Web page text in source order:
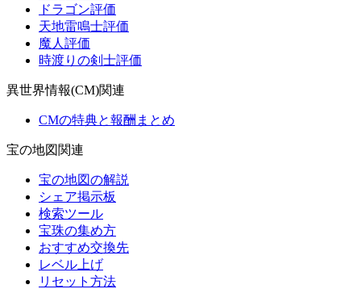
ドラゴン評価
天地雷鳴士評価
魔人評価
時渡りの剣士評価
異世界情報(CM)関連
CMの特典と報酬まとめ
宝の地図関連
宝の地図の解説
シェア掲示板
検索ツール
宝珠の集め方
おすすめ交換先
レベル上げ
リセット方法